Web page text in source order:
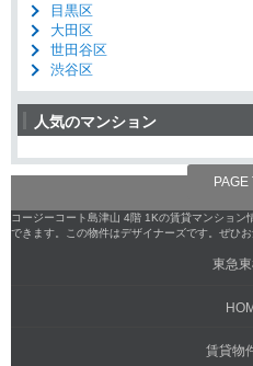
目黒区
大田区
世田谷区
渋谷区
人気のマンション
PAGE
コージーコート島津山 4階 1Kの賃貸マンショ
できます。この物件はデザイナーズです。ぜひ
東急
賃貸物